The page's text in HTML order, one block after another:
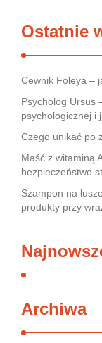
Ostatnie
Cewnik Foleya –
Psycholog Ursus
psychologicznej i
Czego unikać po
Maść z witaminą
bezpieczeństwo
Szampon na
produkty przy
Archiwa